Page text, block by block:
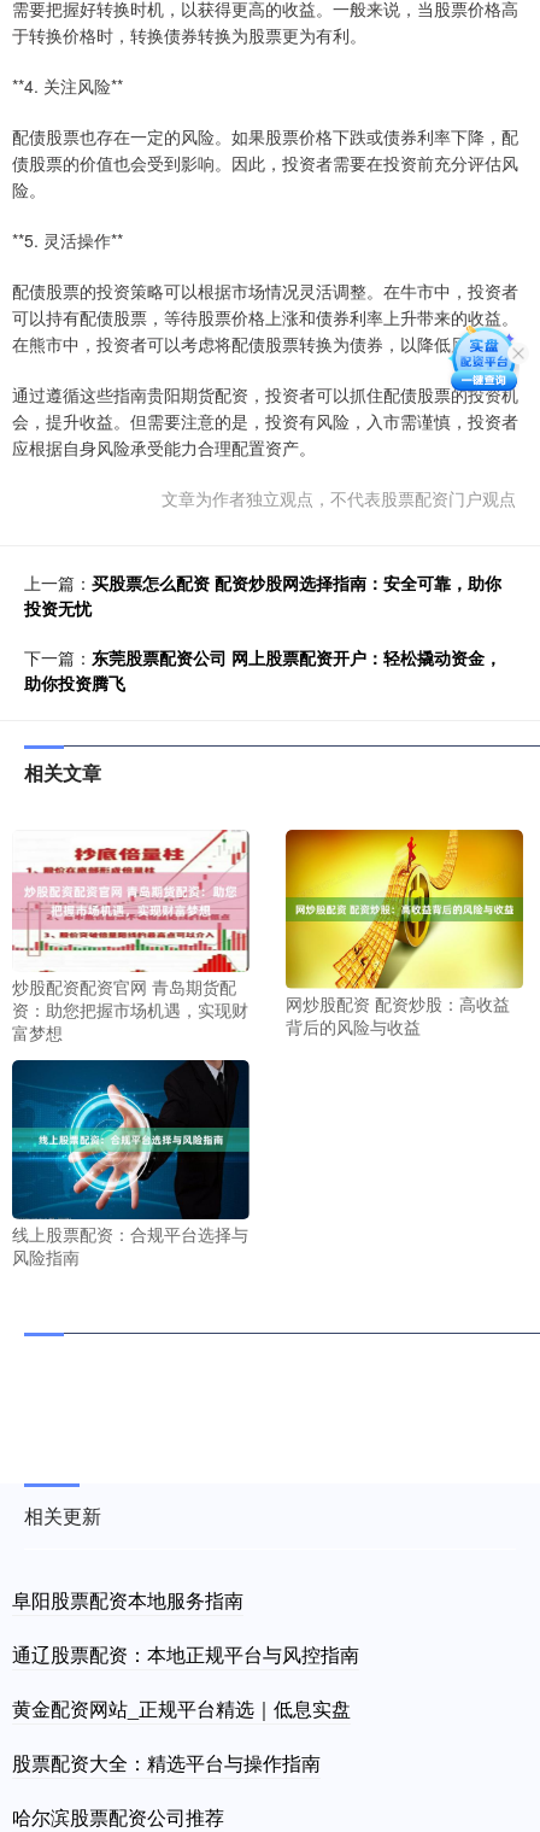
需要把握好转换时机，以获得更高的收益。一般来说，当股票价格高
于转换价格时，转换债券转换为股票更为有利。
**4. 关注风险**
配债股票也存在一定的风险。如果股票价格下跌或债券利率下降，配
债股票的价值也会受到影响。因此，投资者需要在投资前充分评估风
险。
**5. 灵活操作**
配债股票的投资策略可以根据市场情况灵活调整。在牛市中，投资者
可以持有配债股票，等待股票价格上涨和债券利率上升带来的收益。
在熊市中，投资者可以考虑将配债股票转换为债券，以降低风险。
通过遵循这些指南贵阳期货配资，投资者可以抓住配债股票的投资机
会，提升收益。但需要注意的是，投资有风险，入市需谨慎，投资者
应根据自身风险承受能力合理配置资产。
文章为作者独立观点，不代表股票配资门户观点
上一篇： 买股票怎么配资 配资炒股网选择指南：安全可靠，助你
投资无忧
下一篇： 东莞股票配资公司 网上股票配资开户：轻松撬动资金，
助你投资腾飞
相关文章
炒股配资配资官网 青岛期货配
资：助您把握市场机遇，实现财
富梦想
网炒股配资 配资炒股：高收益
背后的风险与收益
线上股票配资：合规平台选择与
风险指南
相关更新
阜阳股票配资本地服务指南
通辽股票配资：本地正规平台与风控指南
黄金配资网站_正规平台精选｜低息实盘
股票配资大全：精选平台与操作指南
哈尔滨股票配资公司推荐